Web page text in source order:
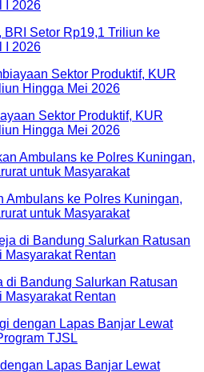
Setor Rp19,1 Triliun ke
I 2026
Sektor Produktif, KUR
Hingga Mei 2026
Ambulans ke Polres Kuningan,
untuk Masyarakat
di Bandung Salurkan Ratusan
Masyarakat Rentan
Lapas Banjar Lewat